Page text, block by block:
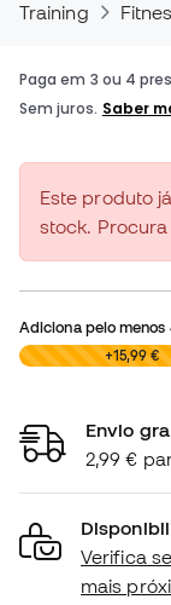
Training
Este produto
stock.
Adiciona pelo menos
0,00 € +15,99 €
Envio
2,99 €
Verifica
mais